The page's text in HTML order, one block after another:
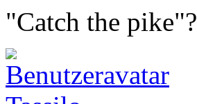
"Catch the pike"?